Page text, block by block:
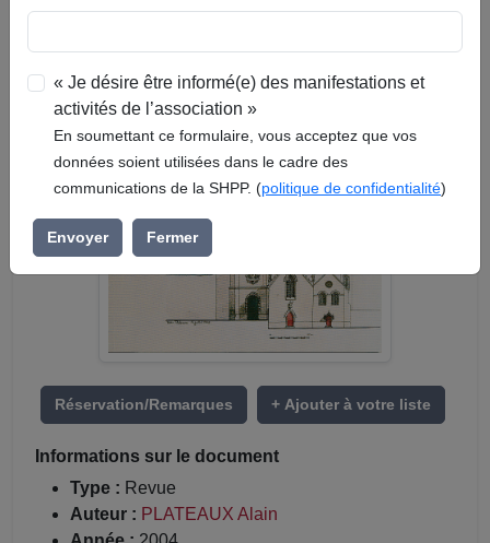
Réservation/Remarques + Ajouter à votre liste
Informations sur le document
Type : Revue
Auteur : PLATEAUX Alain
« Je désire être informé(e) des manifestations et
activités de l’association »
En soumettant ce formulaire, vous acceptez que vos
données soient utilisées dans le cadre des
communications de la SHPP. (politique de confidentialité)
Envoyer Fermer